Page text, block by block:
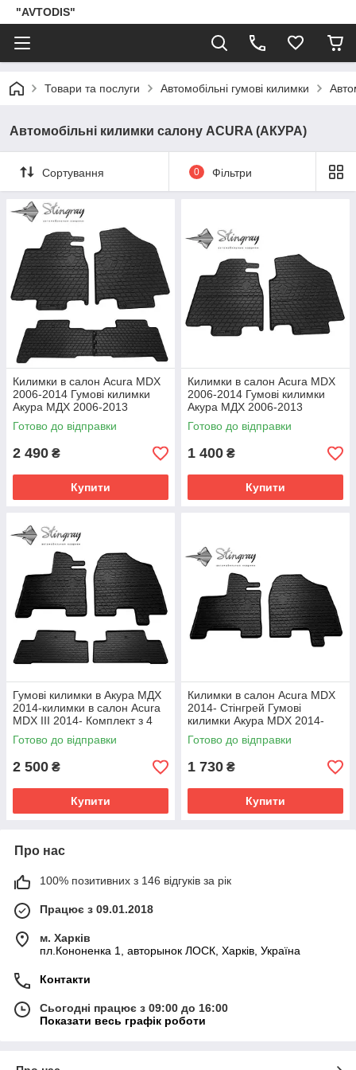
"AVTODIS"
Товари та послуги Автомобільні гумові килимки
Автомобільні килимки салону ACURA (АКУРА)
Сортування 0 Фільтри
Килимки в салон Acura MDX
2006-2014 Гумові килимки
Акура MДX 2006-2013
Комплект з 4 килимків.
Стінгрей
Готово до відправки
2 490 ₴
Купити
Килимки в салон Acura MDX
2006-2014 Гумові килимки
Акура MДX 2006-2013
Комплект з 2 килимків.
Стінгрей
Готово до відправки
1 400 ₴
Купити
Гумові килимки в Акура MДX
2014-килимки в салон Acura
MDX III 2014- Комплект з 4
килимків
Готово до відправки
2 500 ₴
Купити
Килимки в салон Acura MDX
2014- Стінгрей Гумові
килимки Акура MDX 2014-
Стингрей Комплект з 2
килимків
Готово до відправки
1 730 ₴
Купити
Про нас
100% позитивних з 146 відгуків за рік
Працює з 09.01.2018
м. Харків
пл.Кононенка 1, авторынок ЛОСК, Харків, Україна
Контакти
Сьогодні працює з 09:00 до 16:00
Показати весь графік роботи